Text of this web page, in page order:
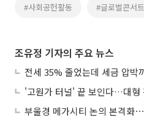
#사회공헌활동 #글로벌콘서트
조유정 기자의 주요 뉴스